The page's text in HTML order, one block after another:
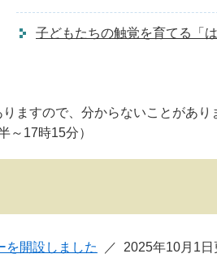
子どもたちの触覚を育てる「は
ますので、分からないことがあ
～17時15分）
を開設しました 2025年10月1日